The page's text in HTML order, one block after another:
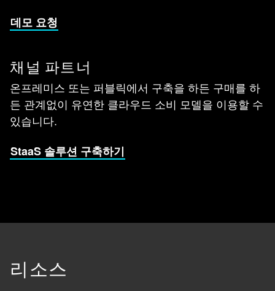
데모 요청
채널 파트너
온프레미스 또는 퍼블릭에서 구축을 하든 구매를 하
든 관계없이 유연한 클라우드 소비 모델을 이용할 수
있습니다.
StaaS 솔루션 구축하기
리소스